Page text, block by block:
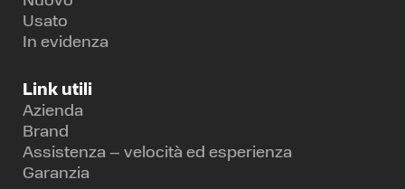
Usato
In evidenza
Link utili
Azienda
Brand
Assistenza – velocità ed esperienza
Garanzia